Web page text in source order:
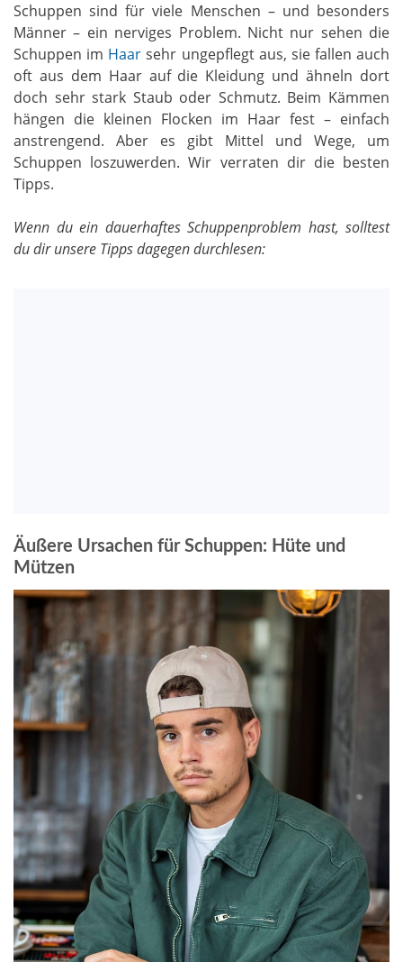
Schuppen sind für viele Menschen – und besonders
Männer – ein nerviges Problem. Nicht nur sehen die
Schuppen im Haar sehr ungepflegt aus, sie fallen auch
oft aus dem Haar auf die Kleidung und ähneln dort
doch sehr stark Staub oder Schmutz. Beim Kämmen
hängen die kleinen Flocken im Haar fest – einfach
anstrengend. Aber es gibt Mittel und Wege, um
Schuppen loszuwerden. Wir verraten dir die besten
Tipps.
Wenn du ein dauerhaftes Schuppenproblem hast, solltest
du dir unsere Tipps dagegen durchlesen:
Äußere Ursachen für Schuppen: Hüte und
Mützen